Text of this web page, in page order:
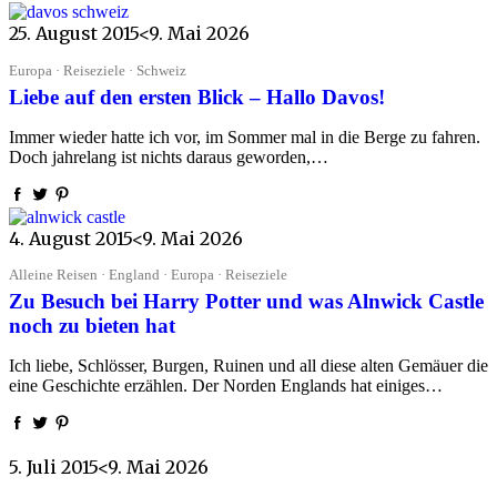
25. August 2015<9. Mai 2026
Europa · Reiseziele · Schweiz
Liebe auf den ersten Blick – Hallo Davos!
Immer wieder hatte ich vor, im Sommer mal in die Berge zu fahren.
Doch jahrelang ist nichts daraus geworden,…
4. August 2015<9. Mai 2026
Alleine Reisen · England · Europa · Reiseziele
Zu Besuch bei Harry Potter und was Alnwick Castle
noch zu bieten hat
Ich liebe, Schlösser, Burgen, Ruinen und all diese alten Gemäuer die
eine Geschichte erzählen. Der Norden Englands hat einiges…
5. Juli 2015<9. Mai 2026